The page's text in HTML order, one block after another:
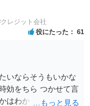
レジット会社
役にたった 61
いならそうもいかな
効をちら つかせて言
はわかりませんが。